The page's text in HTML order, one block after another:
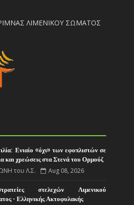
ΛΙΜΕΝΙΚΟΥ ΣΩΜΑΤΟΣ
Ενιαίο «όχι» των εφοπλιστών σε
και χρεώσεις στα Στενά του Ορμούζ
του Λ.Σ. Aug 08, 2026
στελεχών Λιμενικού
- Ελληνικής Ακτοφυλακής